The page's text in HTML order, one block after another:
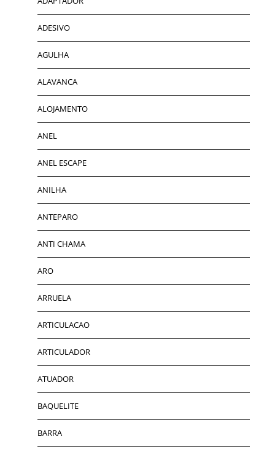
ADESIVO
AGULHA
ALAVANCA
ALOJAMENTO
ANEL
ANEL ESCAPE
ANILHA
ANTEPARO
ANTI CHAMA
ARO
ARRUELA
ARTICULACAO
ARTICULADOR
ATUADOR
BAQUELITE
BARRA